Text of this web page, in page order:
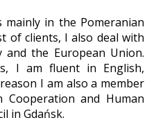
in the Pomeranian
of clients, I also deal with
the European Union.
I am fluent in English,
I am also a member
and Human
in Gdańsk.